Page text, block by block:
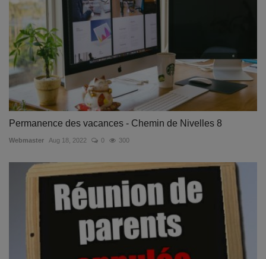
Permanence des vacances - Chemin de Nivelles 8
Webmaster Aug 18, 2022 0 300